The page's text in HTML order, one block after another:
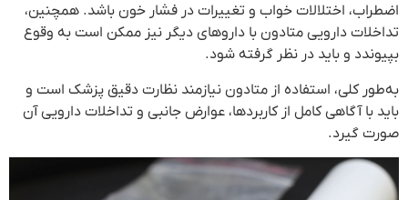
اضطراب، اختلالات خواب و تغییرات در فشار خون باشد. همچنین،
تداخلات دارویی متادون با داروهای دیگر نیز ممکن است به وقوع
بپیوندد و باید در نظر گرفته شود.
به‌طور کلی، استفاده از متادون نیازمند نظارت دقیق پزشک است و
باید با آگاهی کامل از کاربردها، عوارض جانبی و تداخلات دارویی آن
صورت گیرد.